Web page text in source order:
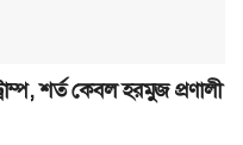
শর্ত কেবল হরমুজ প্রণালী